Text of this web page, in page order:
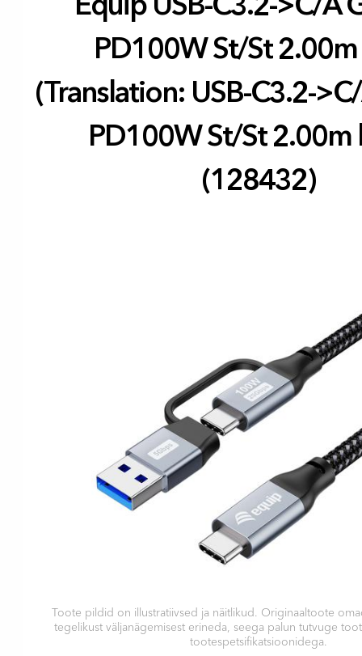
PD100W St/St
(Translation: USB-C3.2-
PD100W St/St 2.00m
(128432)
Toote pildid on illustratiivsed ja näitlikud. Originaaltoote
tegelikust väljanägemisest erineda, seega palun tutvuge
tootespetsifikatsioonidega.